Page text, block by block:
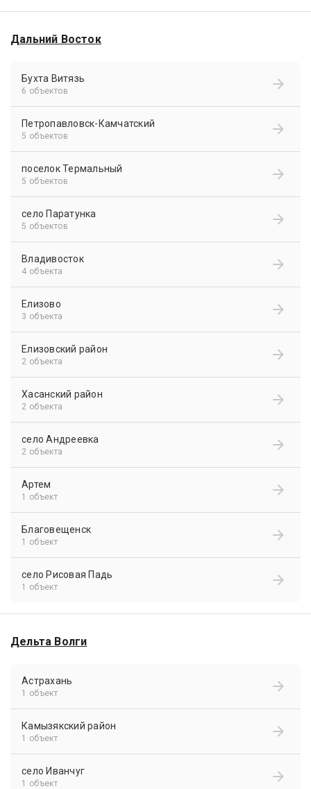
Дальний Восток
Бухта Витязь
6 объектов
Петропавловск-Камчатский
5 объектов
поселок Термальный
5 объектов
село Паратунка
5 объектов
Владивосток
4 объекта
Елизово
3 объекта
Елизовский район
2 объекта
Хасанский район
2 объекта
село Андреевка
2 объекта
Артем
1 объект
Благовещенск
1 объект
село Рисовая Падь
1 объект
Дельта Волги
Астрахань
1 объект
Камызякский район
1 объект
село Иванчуг
1 объект